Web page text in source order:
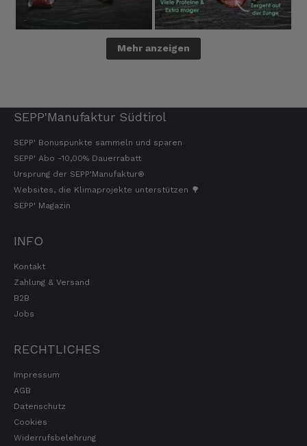
Mehr anzeigen
SEPP'Manufaktur Südtirol
SEPP' Bonuspunkte sammeln und sparen
SEPP' Abo -10,00% Dauerrabatt
Ursprung der SEPP'Manufaktur®
Websites, die Klimaprojekte unterstützen 🌳
SEPP' Magazin
INFO
Kontakt
Zahlung & Versand
B2B
Jobs
RECHTLICHES
Impressum
AGB
Datenschutz
Cookies
Widerrufsbelehrung